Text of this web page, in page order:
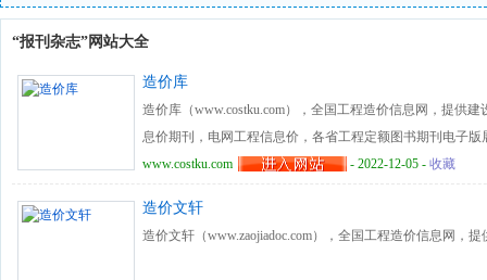
“报刊杂志”网站大全
造价库
造价库（www.costku.com），全国工程造价信息网，提供
息价期刊，电网工程信息价，各省工程定额图书期刊电子版
www.costku.com
- 2022-12-05 - 收藏
造价文轩
造价文轩（www.zaojiadoc.com），全国工程造价信息网，